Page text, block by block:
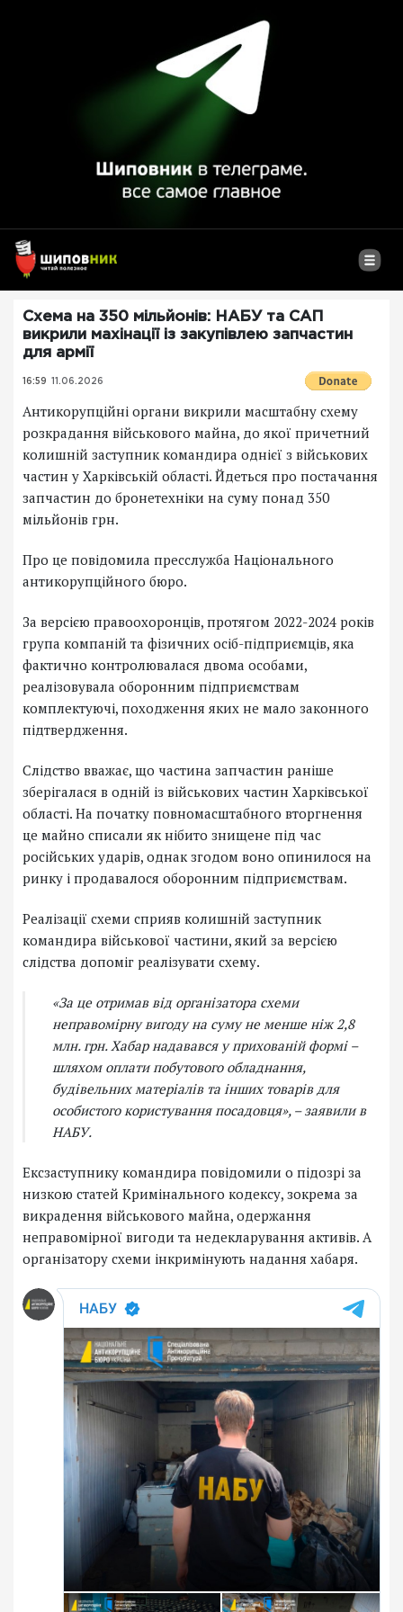
Схема на 350 мільйонів: НАБУ та САП
викрили махінації із закупівлею запчастин
для армії
16:59 11.06.2026
Антикорупційні органи викрили масштабну схему
розкрадання військового майна, до якої причетний
колишній заступник командира однієї з військових
частин у Харківській області. Йдеться про постачання
запчастин до бронетехніки на суму понад 350
мільйонів грн.
Про це повідомила пресслужба Національного
антикорупційного бюро.
За версією правоохоронців, протягом 2022-2024 років
група компаній та фізичних осіб-підприємців, яка
фактично контролювалася двома особами,
реалізовувала оборонним підприємствам
комплектуючі, походження яких не мало законного
підтвердження.
Слідство вважає, що частина запчастин раніше
зберігалася в одній із військових частин Харківської
області. На початку повномасштабного вторгнення
це майно списали як нібито знищене під час
російських ударів, однак згодом воно опинилося на
ринку і продавалося оборонним підприємствам.
Реалізації схеми сприяв колишній заступник
командира військової частини, який за версією
слідства допоміг реалізувати схему.
«За це отримав від організатора схеми
неправомірну вигоду на суму не менше ніж 2,8
млн. грн. Хабар надавався у прихованій формі –
шляхом оплати побутового обладнання,
будівельних матеріалів та інших товарів для
особистого користування посадовця»,– заявили в
НАБУ.
Ексзаступнику командира повідомили о підозрі за
низкою статей Кримінального кодексу, зокрема за
викрадення військового майна, одержання
неправомірної вигоди та недекларування активів. А
організатору схеми інкримінують надання хабаря.